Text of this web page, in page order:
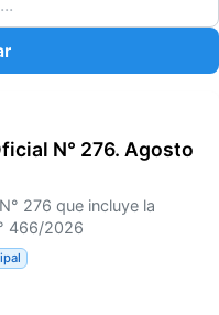
N° 276. Agosto
276 que incluye la
466/2026